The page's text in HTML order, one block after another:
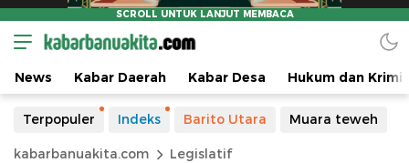
News Kabar Daerah Kabar Desa Hukum dan
Terpopuler Indeks Barito Utara Muara teweh
kabarbanuakita.com Legislatif